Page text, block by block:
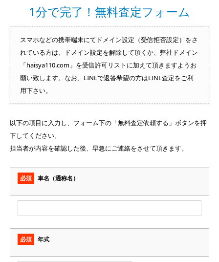
1分で完了！無料査定フォーム
スマホなどの携帯端末にてドメイン設定（受信拒否設定）をさ
れている方は、ドメイン設定を解除して頂くか、弊社ドメイン
「haisya110.com」を受信許可リストに加えて頂きますようお
願い致します。なお、LINEで返答希望の方はLINE査定をご利
用下さい。
以下の項目に入力し、フォーム下の「無料査定依頼する」ボタンを押
下してください。
担当者が内容を確認した後、早急にご連絡をさせて頂きます。
必須 車名（通称名）
必須 年式